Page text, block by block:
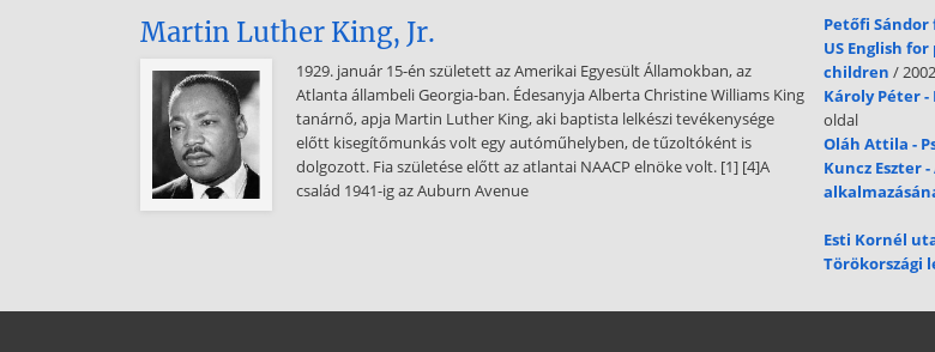
Martin Luther King, Jr.
1929. január 15-én született az Amerikai Egyesült Államokban, az
Atlanta állambeli Georgia-ban. Édesanyja Alberta Christine Williams King
tanárnő, apja Martin Luther King, aki baptista lelkészi tevékenysége
előtt kisegítőmunkás volt egy autóműhelyben, de tűzoltóként is
dolgozott. Fia születése előtt az atlantai NAACP elnöke volt. [1] [4]A
család 1941-ig az Auburn Avenue
Petőfi
US English
children /
Károly Péter
oldal
Oláh Attila -
Kuncz Eszter
Esti Kornél
Törökországi